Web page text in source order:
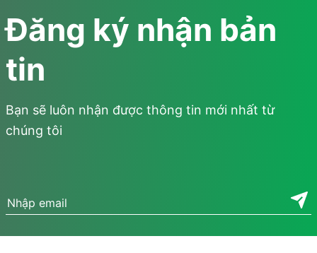
Đăng ký nhận bản
tin
Bạn sẽ luôn nhận được thông tin mới nhất từ
chúng tôi